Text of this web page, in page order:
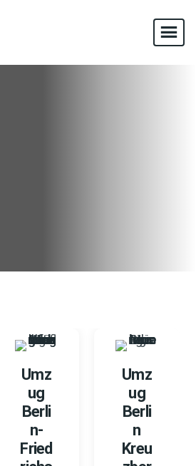
Umz
ug
Berli
n-
Fried
Umz
ug
Berli
n
Kreu